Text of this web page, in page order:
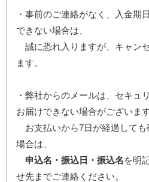
・事前のご連絡がなく、入金期
できない場合は、
誠に恐れ入りますが、キャン
ます。
・弊社からのメールは、セキュ
お届けできない場合がございます
お支払いから7日が経過しても
場合は、
申込名・振込日・振込名を明
せ先までご連絡ください。